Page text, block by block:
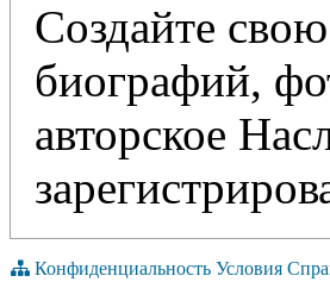
Создайте
биографий,
авторское
Конфиденциальность Условия